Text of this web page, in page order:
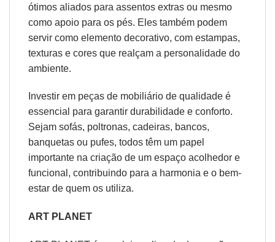
ótimos aliados para assentos extras ou mesmo
como apoio para os pés. Eles também podem
servir como elemento decorativo, com estampas,
texturas e cores que realçam a personalidade do
ambiente.
Investir em peças de mobiliário de qualidade é
essencial para garantir durabilidade e conforto.
Sejam sofás, poltronas, cadeiras, bancos,
banquetas ou pufes, todos têm um papel
importante na criação de um espaço acolhedor e
funcional, contribuindo para a harmonia e o bem-
estar de quem os utiliza.
ART PLANET